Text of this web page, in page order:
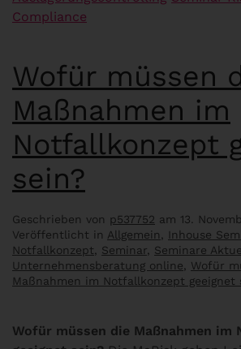
Compliance
Wofür müssen
Maßnahmen im
Notfallkonzept
sein?
Geschrieben von p537752 am 13.
Veröffentlicht in Allgemein Inhouse
Notfallkonzept
Seminar Seminare
Unternehmensberatung online
Wofür
Maßnahmen im Notfallkonzept geeignet
Wofür müssen die Maßnahmen im